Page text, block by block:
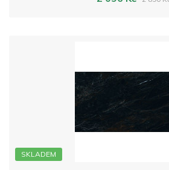
SKLADEM